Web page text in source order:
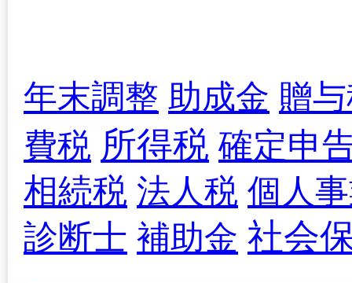
年末調整 助成金 贈
費税 所得税 確定申
相続税 法人税 個人
診断士 補助金 社会